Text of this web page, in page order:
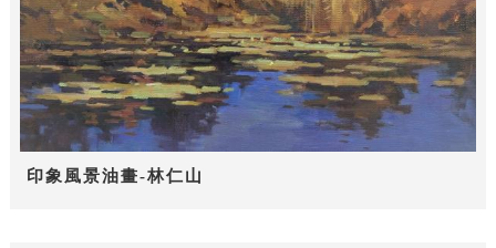
印象風景油畫-林仁山